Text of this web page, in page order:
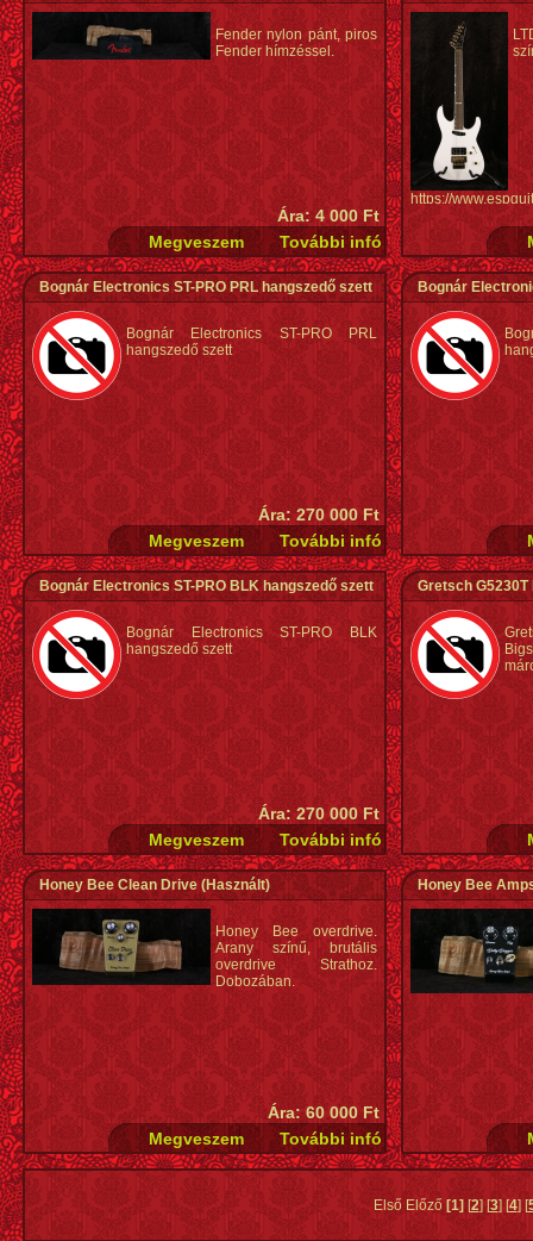
Fender nylon pánt, piros
Fender hímzéssel.
Ára: 4 000 Ft
https://
deluxe-87
Bognár Electronics ST-PRO PRL hangszedő szett
Bognár Electronics ST-PRO PRL
hangszedő szett
Ára: 270 000 Ft
Bognár
Bognár Electronics ST-PRO BLK hangszedő szett
Bognár Electronics ST-PRO BLK
hangszedő szett
Ára: 270 000 Ft
Gretsch
Honey Bee Clean Drive(Használt)
Honey Bee overdrive.
Arany színű, brutális
overdrive Strathoz.
Dobozában.
Ára: 60 000 Ft
Honey Bee
Első Előző [1][2] [3] [4] [